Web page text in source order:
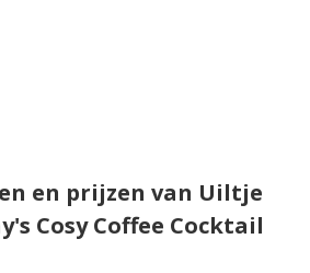
en prijzen van Uiltje
Cosy Coffee Cocktail